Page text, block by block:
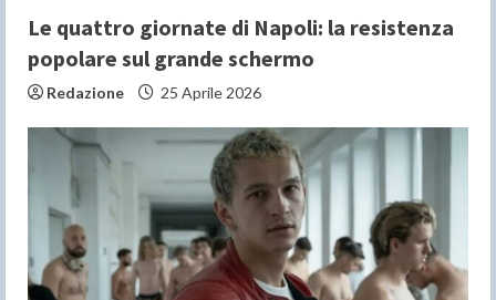
Le quattro giornate di Napoli: la resistenza
popolare sul grande schermo
Redazione 25 Aprile 2026